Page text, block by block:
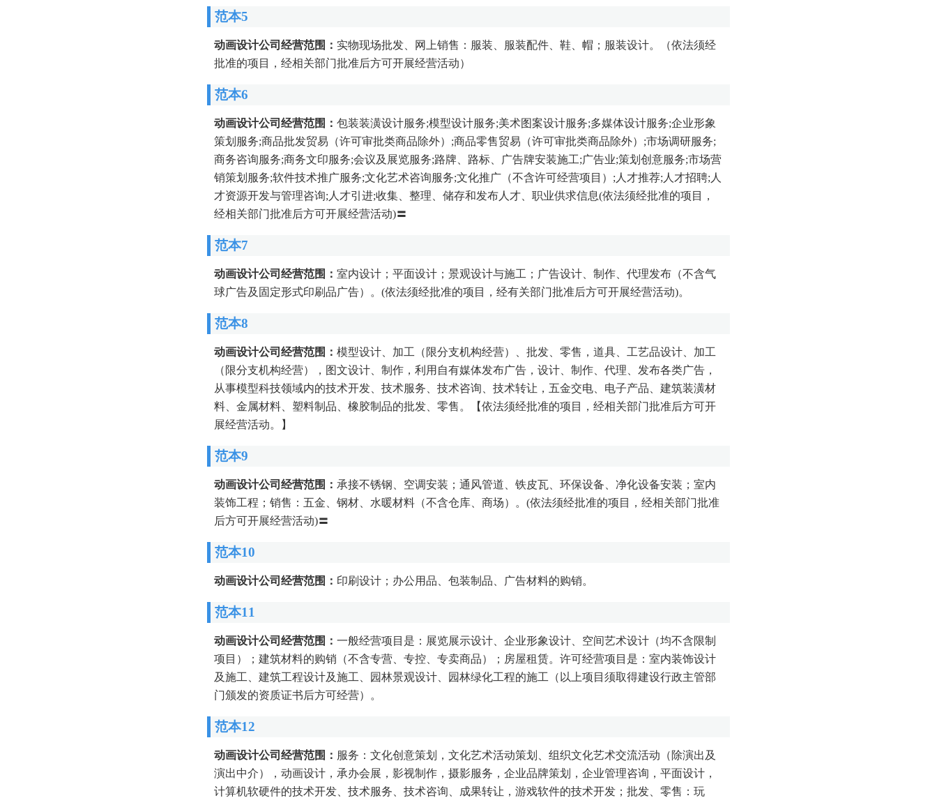
范本5
动画设计公司经营范围： 实物现场批发、网上销售：服装、服装配件、鞋、帽；服装设计。（依法须经
批准的项目，经相关部门批准后方可开展经营活动）
范本6
动画设计公司经营范围： 包装装潢设计服务;模型设计服务;美术图案设计服务;多媒体设计服务;企业形象
策划服务;商品批发贸易（许可审批类商品除外）;商品零售贸易（许可审批类商品除外）;市场调研服务;
商务咨询服务;商务文印服务;会议及展览服务;路牌、路标、广告牌安装施工;广告业;策划创意服务;市场营
销策划服务;软件技术推广服务;文化艺术咨询服务;文化推广（不含许可经营项目）;人才推荐;人才招聘;人
才资源开发与管理咨询;人才引进;收集、整理、储存和发布人才、职业供求信息(依法须经批准的项目，
经相关部门批准后方可开展经营活动)〓
范本7
动画设计公司经营范围： 室内设计；平面设计；景观设计与施工；广告设计、制作、代理发布（不含气
球广告及固定形式印刷品广告）。(依法须经批准的项目，经有关部门批准后方可开展经营活动)。
范本8
动画设计公司经营范围： 模型设计、加工（限分支机构经营）、批发、零售，道具、工艺品设计、加工
（限分支机构经营），图文设计、制作，利用自有媒体发布广告，设计、制作、代理、发布各类广告，
从事模型科技领域内的技术开发、技术服务、技术咨询、技术转让，五金交电、电子产品、建筑装潢材
料、金属材料、塑料制品、橡胶制品的批发、零售。【依法须经批准的项目，经相关部门批准后方可开
展经营活动。】
范本9
动画设计公司经营范围： 承接不锈钢、空调安装；通风管道、铁皮瓦、环保设备、净化设备安装；室内
装饰工程；销售：五金、钢材、水暖材料（不含仓库、商场）。(依法须经批准的项目，经相关部门批准
后方可开展经营活动)〓
范本10
动画设计公司经营范围： 印刷设计；办公用品、包装制品、广告材料的购销。
范本11
动画设计公司经营范围： 一般经营项目是：展览展示设计、企业形象设计、空间艺术设计（均不含限制
项目）；建筑材料的购销（不含专营、专控、专卖商品）；房屋租赁。许可经营项目是：室内装饰设计
及施工、建筑工程设计及施工、园林景观设计、园林绿化工程的施工（以上项目须取得建设行政主管部
门颁发的资质证书后方可经营）。
范本12
动画设计公司经营范围： 服务：文化创意策划，文化艺术活动策划、组织文化艺术交流活动（除演出及
演出中介），动画设计，承办会展，影视制作，摄影服务，企业品牌策划，企业管理咨询，平面设计，
计算机软硬件的技术开发、技术服务、技术咨询、成果转让，游戏软件的技术开发；批发、零售：玩